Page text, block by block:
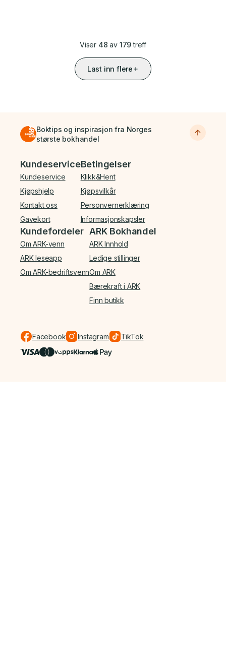
Viser 48 av 179treff
Last inn flere
Boktips og inspirasjon fra Norges
største bokhandel
Bunnmeny
Kundeservice
Kundeservice
Kjøpshjelp
Kontakt oss
Gavekort
Betingelser
Klikk&Hent
Kjøpsvilkår
Personvernerklæring
Informasjonskapsler
Kundefordeler
Om ARK-venn
ARK leseapp
Om ARK-bedriftsvenn
ARK Bokhandel
ARK Innhold
Ledige stillinger
Om ARK
Bærekraft i ARK
Finn butikk
Facebook Instagram TikTok